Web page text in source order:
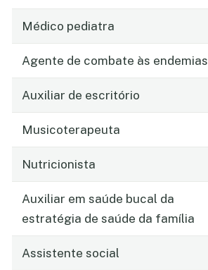
Médico pediatra
Agente de combate às endemias
Auxiliar de escritório
Musicoterapeuta
Nutricionista
Auxiliar em saúde bucal da
estratégia de saúde da família
Assistente social